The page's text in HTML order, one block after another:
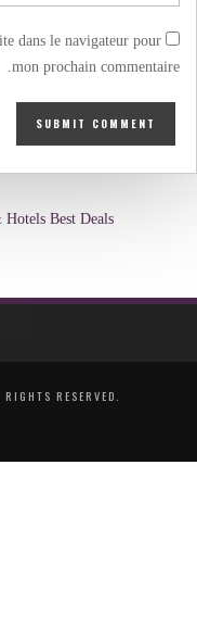
dans le navigateur pour
mon prochain commentaire.
Best Deals
RESERVED.